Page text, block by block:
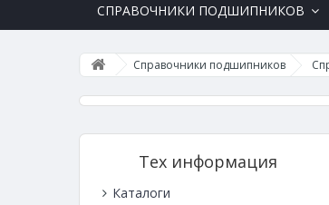
СПРАВОЧНИКИ ПОДШИПНИКОВ
Справочники подшипников
Тех информация
Каталоги